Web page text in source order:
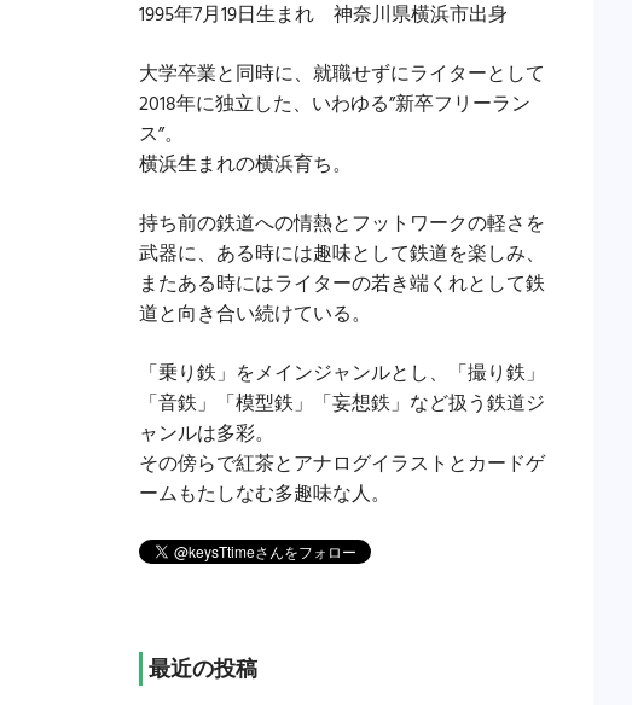
1995年7月19日生まれ 神奈川県横浜市出身
大学卒業と同時に、就職せずにライターとして
2018年に独立した、いわゆる”新卒フリーラン
ス”。
横浜生まれの横浜育ち。
持ち前の鉄道への情熱とフットワークの軽さを
武器に、ある時には趣味として鉄道を楽しみ、
またある時にはライターの若き端くれとして鉄
道と向き合い続けている。
「乗り鉄」をメインジャンルとし、「撮り鉄」
「音鉄」「模型鉄」「妄想鉄」など扱う鉄道ジ
ャンルは多彩。
その傍らで紅茶とアナログイラストとカードゲ
ームもたしなむ多趣味な人。
最近の投稿